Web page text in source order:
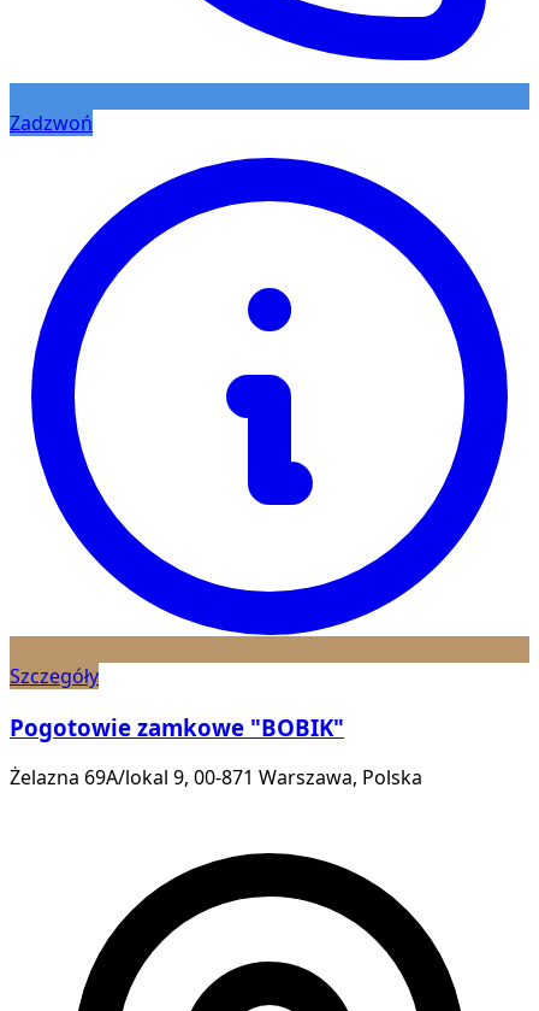
Zadzwoń
Szczegóły
Pogotowie zamkowe "BOBIK"
Żelazna 69A/lokal 9, 00-871 Warszawa, Polska